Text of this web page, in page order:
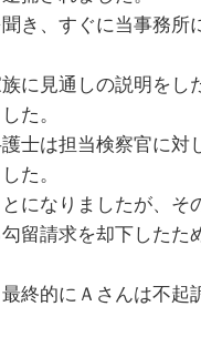
き、すぐに当事務所
に見通しの説明をし
た。
士は担当検察官に対
た。
になりましたが、そ
留請求を却下したた
終的にＡさんは不起